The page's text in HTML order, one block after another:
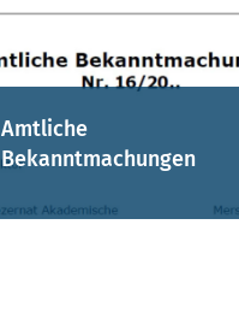
Amtliche
Bekanntmachungen